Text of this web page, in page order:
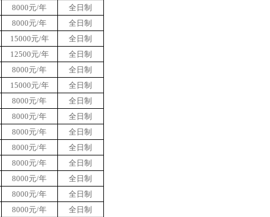
8000元/年
全日制
8000元/年
全日制
15000元/年
全日制
12500元/年
全日制
8000元/年
全日制
15000元/年
全日制
8000元/年
全日制
8000元/年
全日制
8000元/年
全日制
8000元/年
全日制
8000元/年
全日制
8000元/年
全日制
8000元/年
全日制
8000元/年
全日制